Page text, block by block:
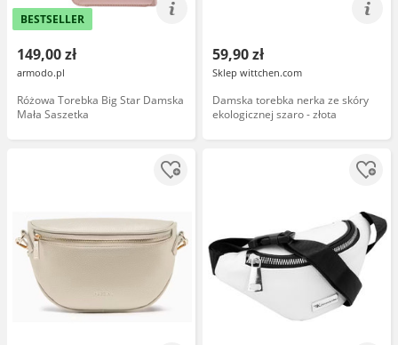
BESTSELLER
149,00 zł
armodo.pl
Różowa Torebka Big Star Damska
Mała Saszetka
59,90 zł
Sklep wittchen.com
Damska torebka nerka ze skóry
ekologicznej szaro - złota